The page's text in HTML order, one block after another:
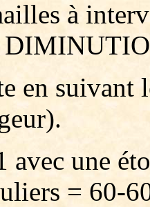
à
en suivant
avec une
= 60-